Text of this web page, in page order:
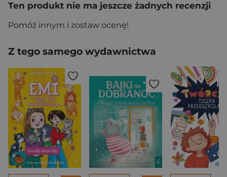
Ten produkt nie ma jeszcze żadnych recenzji
Pomóż innym i zostaw ocenę!
Z tego samego wydawnictwa